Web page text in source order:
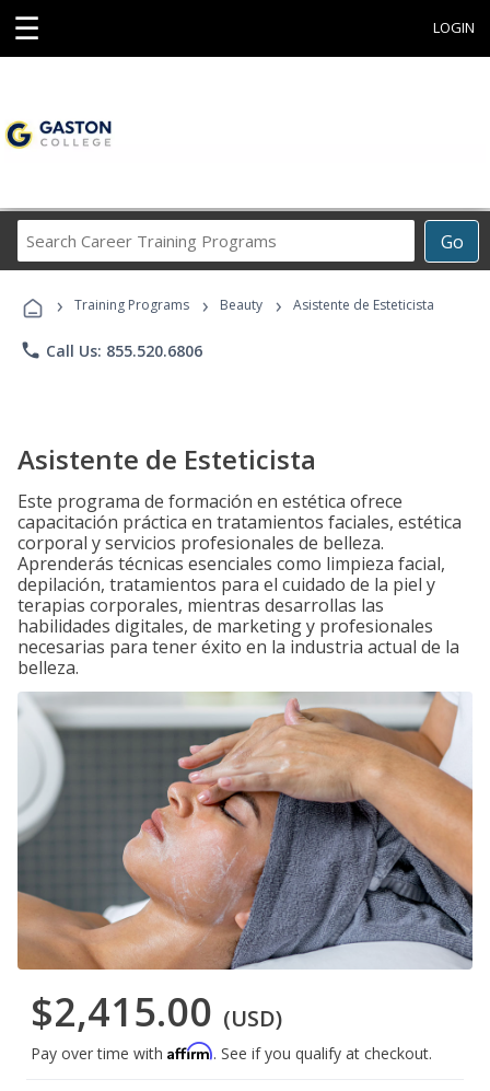
☰ LOGIN
Go
Career
Programs
› Training Programs › Beauty › Asistente de Esteticista
phone Call Us: 855.520.6806
Asistente de Esteticista
Este programa de formación en estética ofrece
capacitación práctica en tratamientos faciales, estética
corporal y servicios profesionales de belleza.
Aprenderás técnicas esenciales como limpieza facial,
depilación, tratamientos para el cuidado de la piel y
terapias corporales, mientras desarrollas las
habilidades digitales, de marketing y profesionales
necesarias para tener éxito en la industria actual de la
belleza.
$2,415.00 (USD)
Pay over time with Affirm. See if you qualify at checkout.